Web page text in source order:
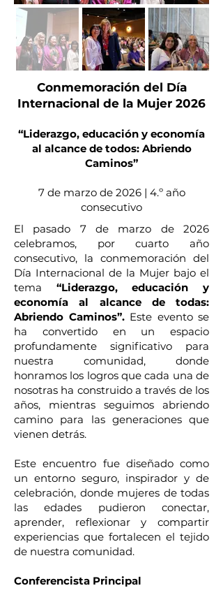
Conmemoración del Día
Internacional de la Mujer 2026
“Liderazgo, educación y economía
al alcance de todos: Abriendo
Caminos”
7 de marzo de 2026 | 4.º año
consecutivo
El pasado 7 de marzo de 2026
celebramos, por cuarto año
consecutivo, la conmemoración del
Día Internacional de la Mujer bajo el
tema “Liderazgo, educación y
economía al alcance de todas:
Abriendo Caminos”.Este evento se
ha convertido en un espacio
profundamente significativo para
nuestra comunidad, donde
honramos los logros que cada una de
nosotras ha construido a través de los
años, mientras seguimos abriendo
camino para las generaciones que
vienen detrás.
Este encuentro fue diseñado como
un entorno seguro, inspirador y de
celebración, donde mujeres de todas
las edades pudieron conectar,
aprender, reflexionar y compartir
experiencias que fortalecen el tejido
de nuestra comunidad.
Conferencista Principal